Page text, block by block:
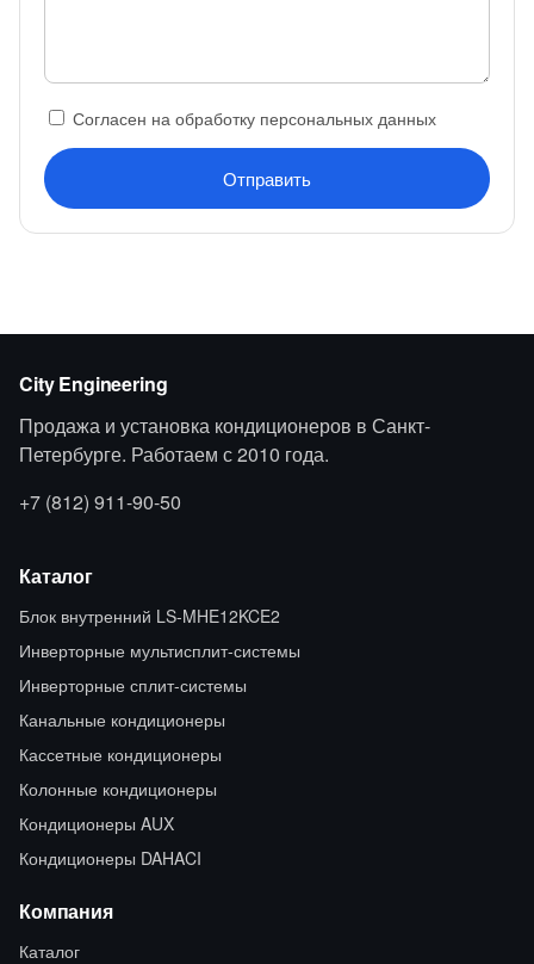
Согласен на обработку персональных данных
Отправить
City Engineering
Продажа и установка кондиционеров в Санкт-
Петербурге. Работаем с 2010 года.
+7 (812) 911-90-50
Каталог
Блок внутренний LS-MHE12KCE2
Инверторные мультисплит-системы
Инверторные сплит-системы
Канальные кондиционеры
Кассетные кондиционеры
Колонные кондиционеры
Кондиционеры AUX
Кондиционеры DAHACI
Компания
Каталог